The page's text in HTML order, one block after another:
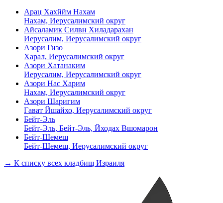
Арац Хахййм Нахам
Нахам, Иерусалимский округ
Айсаламик Силвн Хиладарахан
Иерусалим, Иерусалимский округ
Азори Гизо
Харал, Иерусалимский округ
Азори Хатанаким
Иерусалим, Иерусалимский округ
Азори Нас Харим
Нахам, Иерусалимский округ
Азори Шаригим
Гават Йшайхо, Иерусалимский округ
Бейт-Эль
Бейт-Эль, Бейт-Эль, Йходах Вшомарон
Бейт-Шемеш
Бейт-Шемеш, Иерусалимский округ
→ К списку всех кладбищ Израиля